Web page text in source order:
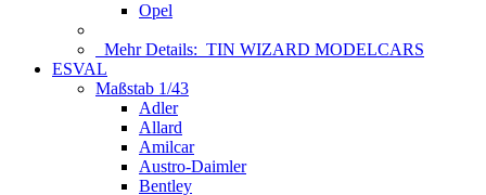
Opel
Mehr Details: TIN WIZARD MODELCARS
ESVAL
Maßstab 1/43
Adler
Allard
Amilcar
Austro-Daimler
Bentley